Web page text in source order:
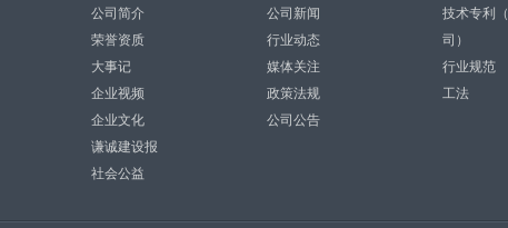
公司简介
荣誉资质
大事记
企业视频
企业文化
谦诚建设报
社会公益
公司新闻
行业动态
媒体关注
政策法规
公司公告
技术专利
司）
行业规范
工法